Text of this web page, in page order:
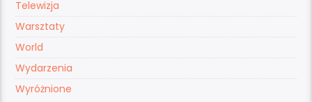
Telewizja
Warsztaty
World
Wydarzenia
Wyróżnione